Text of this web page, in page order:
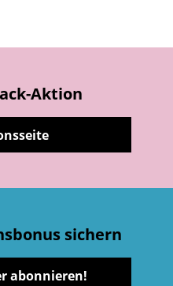
Aktion
sichern
abonnieren!